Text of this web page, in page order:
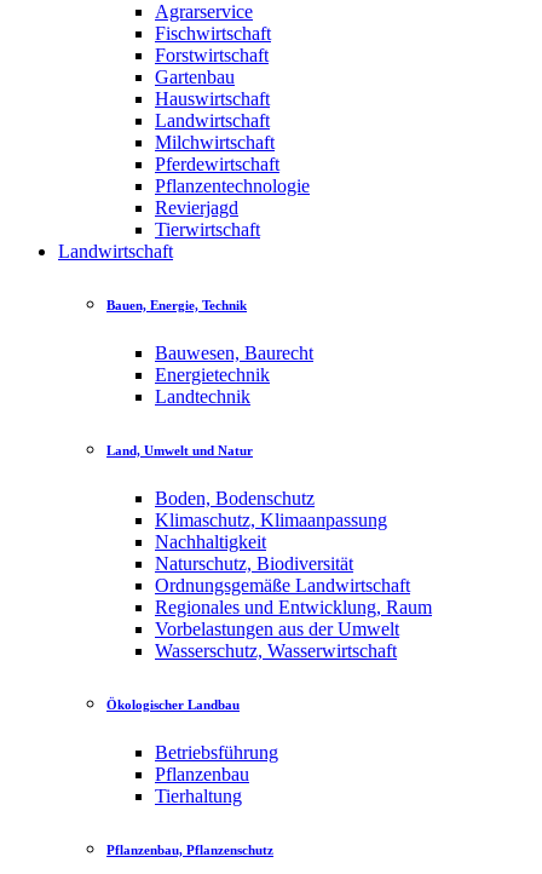
Agrarservice
Fischwirtschaft
Forstwirtschaft
Gartenbau
Hauswirtschaft
Landwirtschaft
Milchwirtschaft
Pferdewirtschaft
Pflanzentechnologie
Revierjagd
Tierwirtschaft
Landwirtschaft
Bauen, Energie, Technik
Bauwesen, Baurecht
Energietechnik
Landtechnik
Land, Umwelt und Natur
Boden, Bodenschutz
Klimaschutz, Klimaanpassung
Nachhaltigkeit
Naturschutz, Biodiversität
Ordnungsgemäße Landwirtschaft
Regionales und Entwicklung, Raum
Vorbelastungen aus der Umwelt
Wasserschutz, Wasserwirtschaft
Ökologischer Landbau
Betriebsführung
Pflanzenbau
Tierhaltung
Pflanzenbau, Pflanzenschutz